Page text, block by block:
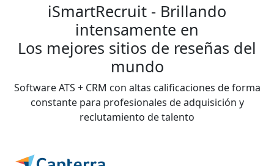
iSmartRecruit - Brillando
intensamente en
Los mejores sitios de reseñas del
mundo
Software ATS + CRM con altas calificaciones de forma
constante para profesionales de adquisición y
reclutamiento de talento